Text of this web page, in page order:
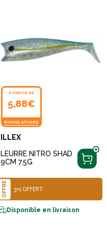
À PARTIR DE
5,88€
BONNE AFFAIRE
ILLEX
LEURRE NITRO SHAD
9CM 7.5G
OFFRE 3+1 OFFERT
Disponible en livraison